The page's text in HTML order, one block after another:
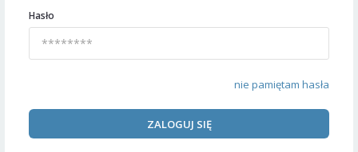
Hasło
nie pamiętam hasła
ZALOGUJ SIĘ